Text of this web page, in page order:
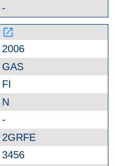
-
launch
2006
GAS
FI
N
-
2GRFE
3456